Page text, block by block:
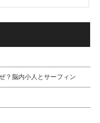
？脳内小人とサーフィン